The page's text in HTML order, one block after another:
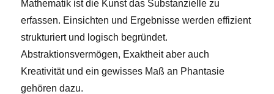
Mathematik ist die Kunst das Substanzielle zu
erfassen. Einsichten und Ergebnisse werden effizient
strukturiert und logisch begründet.
Abstraktionsvermögen, Exaktheit aber auch
Kreativität und ein gewisses Maß an Phantasie
gehören dazu.